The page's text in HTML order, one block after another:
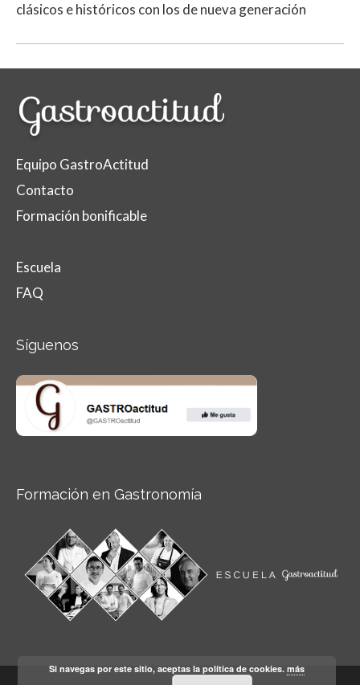
clásicos e históricos con los de nueva generación
Equipo GastroActitud
Contacto
Formación bonificable
Escuela
FAQ
Síguenos
Formación en Gastronomía
Si navegas por este sitio, aceptas la política de cookies.más